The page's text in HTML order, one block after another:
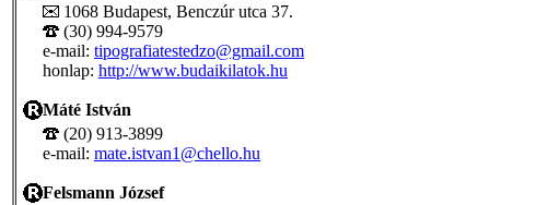
1068 Budapest, Benczúr utca 37.
(30) 994-9579
e-mail: tipografiatestedzo@gmail.com
honlap: http://www.budaikilatok.hu
Máté István
(20) 913-3899
e-mail: mate.istvan1@chello.hu
Felsmann József